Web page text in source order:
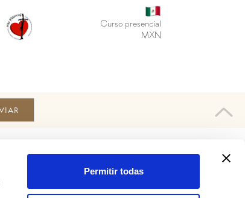
Permitir todas
Curso presencial
MXN
Comunidad en Telegram
vivelo@amorseguro.org